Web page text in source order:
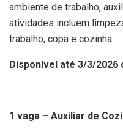
ambiente de trabalho,
atividades incluem
trabalho, copa e cozinha.
Disponível até 3/3/2026
1 vaga – Auxiliar de